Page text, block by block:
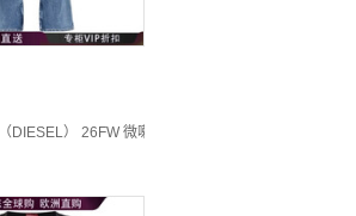
色A0355809P38 20 | 38
DIESEL） 26FW 微喇牛仔裤 男士 图色